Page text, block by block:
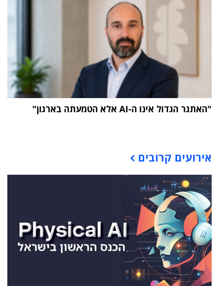
"האתגר הגדול אינו ה-AI אלא הטמעתה בארגון"
אירועים קרובים